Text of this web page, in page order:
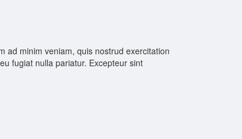
ad minim veniam, quis nostrud exercitation
fugiat nulla pariatur. Excepteur sint